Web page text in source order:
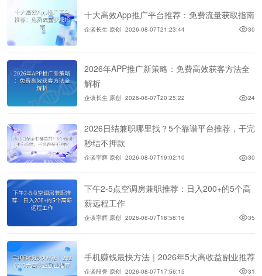
十大高效App推广平台推荐：免费流量获取指南
企谈长生 原创 2026-08-07T21:23:44 30
2026年APP推广新策略：免费高效获客方法全
解析
企谈长生 原创 2026-08-07T20:25:22 24
2026日结兼职哪里找？5个靠谱平台推荐，干完
秒结不押款
企谈宇辉 原创 2026-08-07T19:02:10 30
下午2-5点空调房兼职推荐：日入200+的5个高
薪远程工作
企谈宇辉 原创 2026-08-07T18:58:16 35
手机赚钱最快方法｜2026年5大高收益副业推荐
企谈段誉 原创 2026-08-07T17:56:15 31